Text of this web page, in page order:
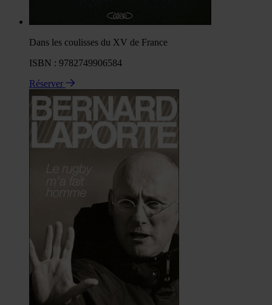
Dans les coulisses du XV de France
ISBN : 9782749906584
Réserver